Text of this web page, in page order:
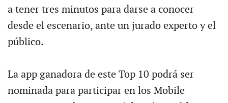
a tener tres minutos para darse a conocer
desde el escenario, ante un jurado experto y el
público.
La app ganadora de este Top 10 podrá ser
nominada para participar en los Mobile